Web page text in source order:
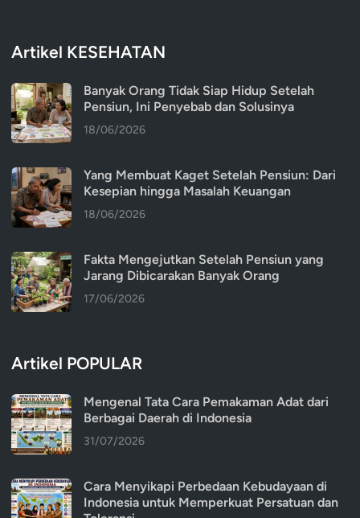
Artikel KESEHATAN
Banyak Orang Tidak Siap Hidup Setelah
Pensiun, Ini Penyebab dan Solusinya
18/06/2026
Yang Membuat Kaget Setelah Pensiun: Dari
Kesepian hingga Masalah Keuangan
18/06/2026
Fakta Mengejutkan Setelah Pensiun yang
Jarang Dibicarakan Banyak Orang
17/06/2026
Artikel POPULAR
Mengenal Tata Cara Pemakaman Adat dari
Berbagai Daerah di Indonesia
31/07/2026
Cara Menyikapi Perbedaan Kebudayaan di
Indonesia untuk Memperkuat Persatuan dan